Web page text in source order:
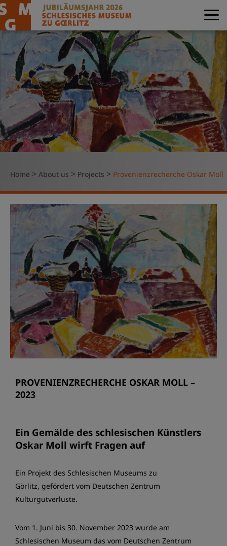
Home > About us > Projects > Provenienzrecherche Oskar Moll
PROVENIENZRECHERCHE OSKAR MOLL –
2023
Ein Gemälde des schlesischen Künstlers
Oskar Moll wirft Fragen auf
Ein Projekt des Schlesischen Museums zu
Görlitz, gefördert vom Deutschen Zentrum
Kulturgutverluste.
Vom 1. Juni bis 30. November 2023 wurde am
Schlesischen Museum das vom Deutschen Zentrum